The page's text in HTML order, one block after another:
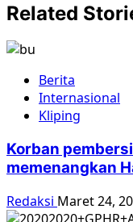
Related
Berita
Internasional
Kliping
Korban
memenangkan
Redaksi Maret 24,